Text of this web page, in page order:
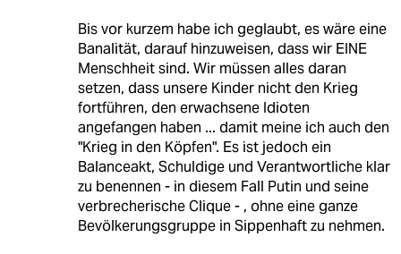
Bis vor kurzem habe ich geglaubt, es wäre eine
Banalität, darauf hinzuweisen, dass wir EINE
Menschheit sind. Wir müssen alles daran
setzen, dass unsere Kinder nicht den Krieg
fortführen, den erwachsene Idioten
angefangen haben ... damit meine ich auch den
"Krieg in den Köpfen". Es ist jedoch ein
Balanceakt, Schuldige und Verantwortliche klar
zu benennen - in diesem Fall Putin und seine
verbrecherische Clique - , ohne eine ganze
Bevölkerungsgruppe in Sippenhaft zu nehmen.